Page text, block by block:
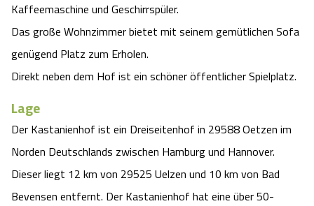
Kataloge
Videos
Kontakt
Unterkünfte
Naturhotels
Landschaftsführungen
Ralf Schumacher Kart & Bowl
Battle Kart Bispingen
Kaffeemaschine und Geschirrspüler.
Das große Wohnzimmer bietet mit seinem gemütlichen Sofa
genügend Platz zum Erholen.
Direkt neben dem Hof ist ein schöner öffentlicher Spielplatz.
Lage
Der Kastanienhof ist ein Dreiseitenhof in 29588 Oetzen im
Norden Deutschlands zwischen Hamburg und Hannover.
Dieser liegt 12 km von 29525 Uelzen und 10 km von Bad
Bevensen entfernt. Der Kastanienhof hat eine über 50-